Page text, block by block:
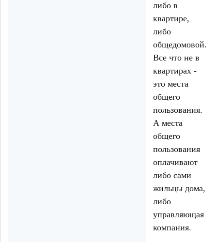
либо в
квартире,
либо
общедомовой.
Все что не в
квартирах -
это места
общего
пользования.
А места
общего
пользования
оплачивают
либо сами
жильцы дома,
либо
управляющая
компания.